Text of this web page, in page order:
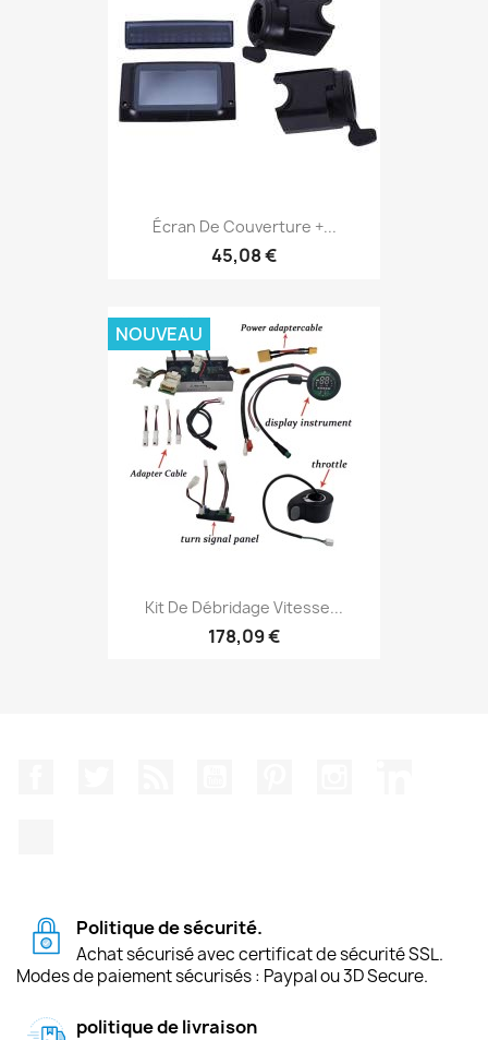
Écran De Couverture +...
45,08 €
Kit De Débridage Vitesse...
178,09 €
NOUVEAU
Politique de sécurité.
Achat sécurisé avec certificat de sécurité SSL.
Modes de paiement sécurisés : Paypal ou 3D Secure.
politique de livraison